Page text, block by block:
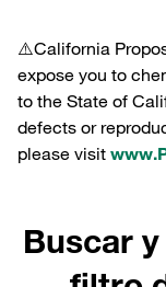
⚠️California
expose you to
to the State of
defects or
please visit
Buscar